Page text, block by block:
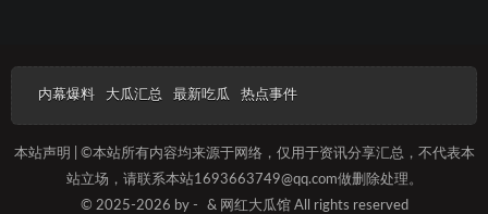
内幕爆料 大瓜汇总 最新吃瓜 热点事件
本站声明 | ©本站所有内容均来源于网络，仅用于资讯分享汇总，不代表本
站立场，请联系本站1693663749@qq.com做删除处理。
© 2025-2026 by -
& 网红大瓜馆 All rights reserved